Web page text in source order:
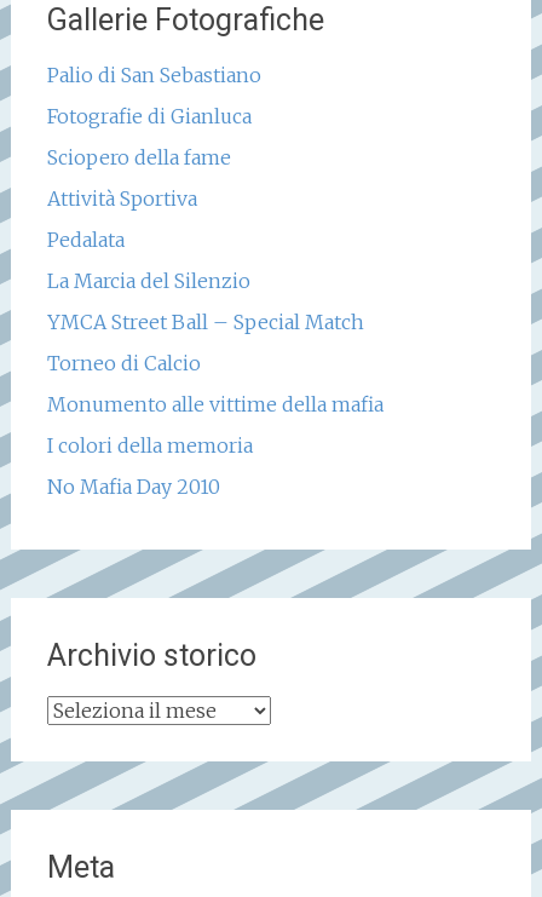
Gallerie Fotografiche
Palio di San Sebastiano
Fotografie di Gianluca
Sciopero della fame
Attività Sportiva
Pedalata
La Marcia del Silenzio
YMCA Street Ball – Special Match
Torneo di Calcio
Monumento alle vittime della mafia
I colori della memoria
No Mafia Day 2010
Archivio storico
Archivio
Meta